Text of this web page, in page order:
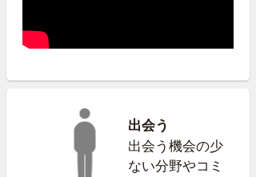
出会う
出会う機会の少
ない分野やコミ